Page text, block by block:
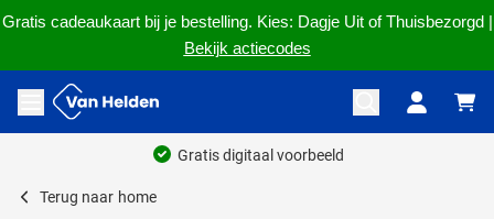
Gratis cadeaukaart bij je bestelling. Kies: Dagje Uit of Thuisbezorgd |
Bekijk actiecodes
Ga naar de inhoud
Menu openen
Gratis digitaal voorbeeld
Terug naar home